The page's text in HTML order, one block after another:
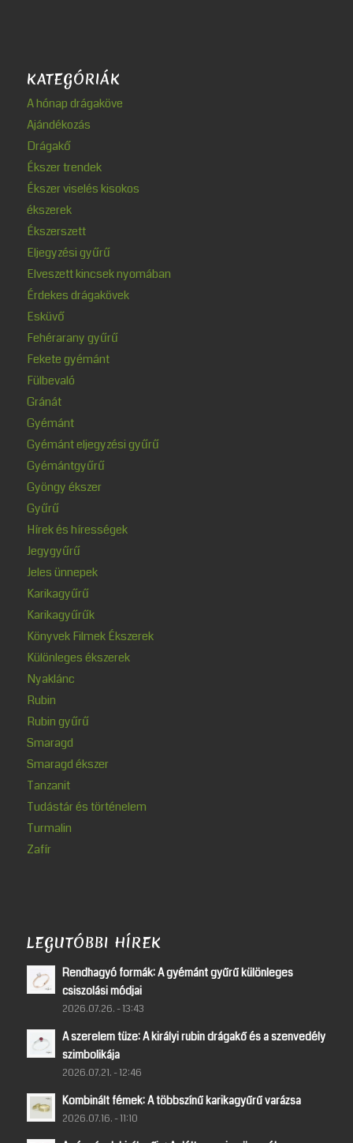
KATEGÓRIÁK
A hónap drágaköve
Ajándékozás
Drágakő
Ékszer trendek
Ékszer viselés kisokos
ékszerek
Ékszerszett
Eljegyzési gyűrű
Elveszett kincsek nyomában
Érdekes drágakövek
Esküvő
Fehérarany gyűrű
Fekete gyémánt
Fülbevaló
Gránát
Gyémánt
Gyémánt eljegyzési gyűrű
Gyémántgyűrű
Gyöngy ékszer
Gyűrű
Hírek és hírességek
Jegygyűrű
Jeles ünnepek
Karikagyűrű
Karikagyűrűk
Könyvek Filmek Ékszerek
Különleges ékszerek
Nyaklánc
Rubin
Rubin gyűrű
Smaragd
Smaragd ékszer
Tanzanit
Tudástár és történelem
Turmalin
Zafír
LEGUTÓBBI HÍREK
Rendhagyó formák: A gyémánt gyűrű különleges
csiszolási módjai
2026.07.26. - 13:43
A szerelem tüze: A királyi rubin drágakő és a szenvedély
szimbolikája
2026.07.21. - 12:46
Kombinált fémek: A többszínű karikagyűrű varázsa
2026.07.16. - 11:10